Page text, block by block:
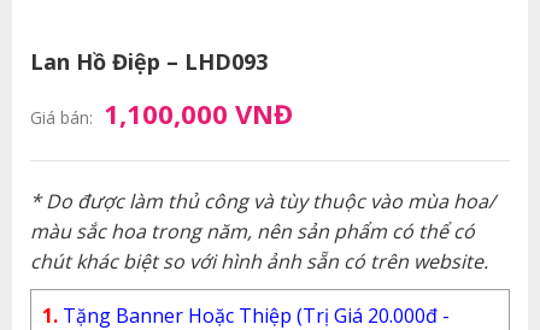
Lan Hồ Điệp – LHD093
Giá bán: 1,100,000 VNĐ
* Do được làm thủ công và tùy thuộc vào mùa hoa/
màu sắc hoa trong năm, nên sản phẩm có thể có
chút khác biệt so với hình ảnh sẵn có trên website.
1. Tặng Banner Hoặc Thiệp (Trị Giá 20.000đ -